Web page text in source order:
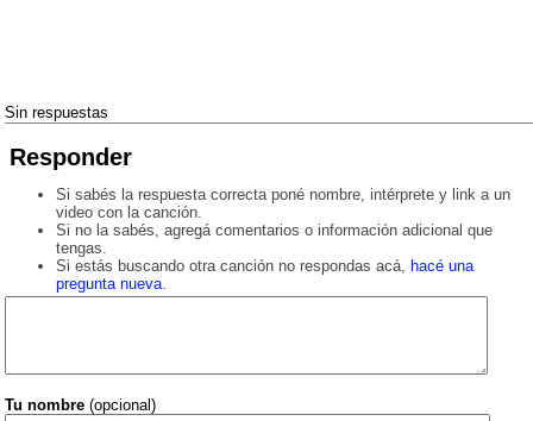
Sin respuestas
Responder
Si sabés la respuesta correcta poné nombre, intérprete y link a un
video con la canción.
Si no la sabés, agregá comentarios o información adicional que
tengas.
Si estás buscando otra canción no respondas acá, hacé una
pregunta nueva.
Tu nombre (opcional)